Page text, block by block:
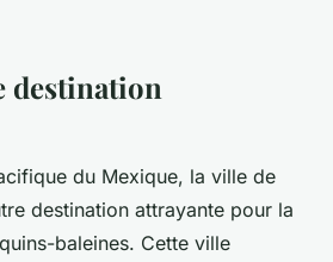
destination
du Mexique, la ville de
destination attrayante pour la
baleines. Cette ville